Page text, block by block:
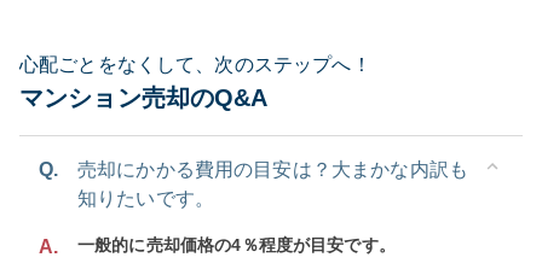
心配ごとをなくして、次のステップへ！
マンション売却のQ&A
Q.
売却にかかる費用の目安は？大まかな内訳も
知りたいです。
A.
一般的に売却価格の4％程度が目安です。